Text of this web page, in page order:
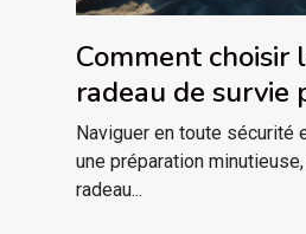
Comment choisir
radeau de survie
besoins
Naviguer en toute sécurité
une préparation
radeau...